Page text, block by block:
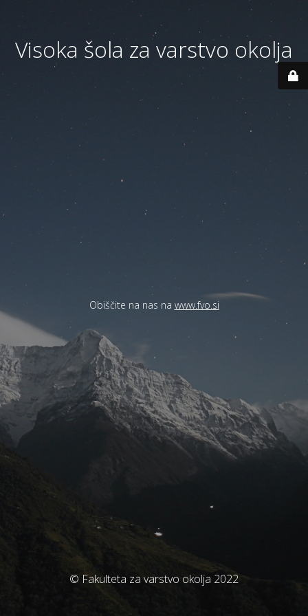
Visoka šola za varstvo okolja
Obiščite na nas na www.fvo.si
© Fakulteta za varstvo okolja 2022